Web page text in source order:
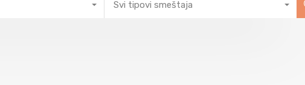
Svi tipovi smeštaja